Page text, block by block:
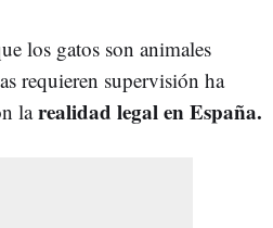
los gatos son animales
requieren supervisión ha
larealidad legal en España.